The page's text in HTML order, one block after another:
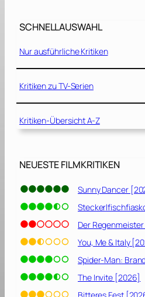
y
2
0
2
SCHNELLAUSWAHL
Nur ausführliche Kritiken
Kritiken zu TV-Serien
Kritiken-Übersicht A-Z
NEUESTE FILMKRITIKEN
Sunny Dancer
Der
You, Me & Italy
Spider-Man:
The Invite [2026]
Bitteres Fest